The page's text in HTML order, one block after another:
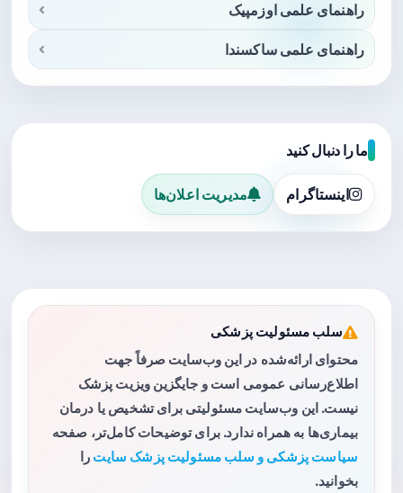
راهنمای علمی اوزمپیک
راهنمای علمی ساکسندا
ما را دنبال کنید
اینستاگرام مدیریت اعلان‌ها
سلب مسئولیت پزشکی
محتوای ارائه‌شده در این وب‌سایت صرفاً جهت
اطلاع‌رسانی عمومی است و جایگزین ویزیت پزشک
نیست. این وب‌سایت مسئولیتی برای تشخیص یا درمان
بیماری‌ها به همراه ندارد. برای توضیحات کامل‌تر، صفحه
سیاست پزشکی و سلب مسئولیت پزشک سایت را
بخوانید.